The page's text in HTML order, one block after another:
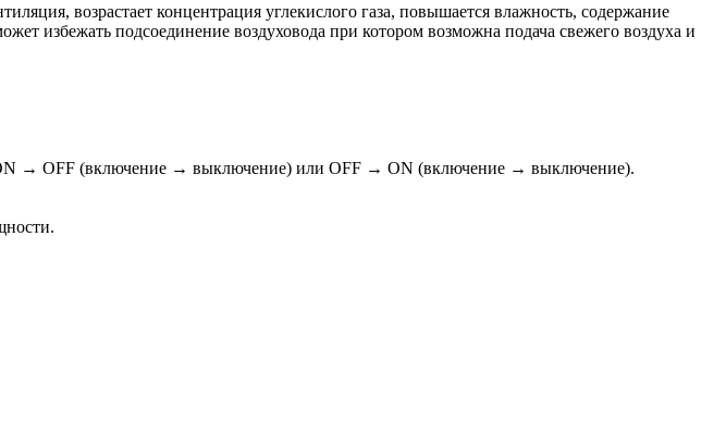
возрастает концентрация углекислого газа, повышается влажность, содержание
избежать подсоединение воздуховода при котором возможна подача свежего воздуха и
→ OFF (включение → выключение) или OFF → ON (включение → выключение).